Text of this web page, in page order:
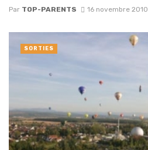
Par TOP-PARENTS 16 novembre 2010
SORTIES